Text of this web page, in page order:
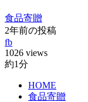
食品寄贈
2年前の投稿
fb
1026 views
約1分
HOME
食品寄贈